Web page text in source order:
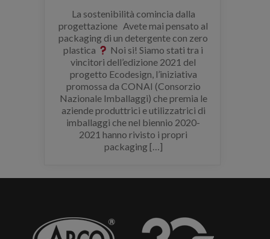
La sostenibilità comincia dalla
progettazione Avete mai pensato al
packaging di un detergente con zero
plastica
Noi si! Siamo stati tra i
vincitori dell’edizione 2021 del
progetto Ecodesign, l’iniziativa
promossa da CONAI (Consorzio
Nazionale Imballaggi) che premia le
aziende produttrici e utilizzatrici di
imballaggi che nel biennio 2020-
2021 hanno rivisto i propri
packaging […]
Per scaricare le schede di sicurezza e le schede tecniche è